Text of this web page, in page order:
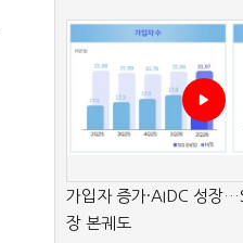
가입자 증가·AIDC 성장
장 본궤도